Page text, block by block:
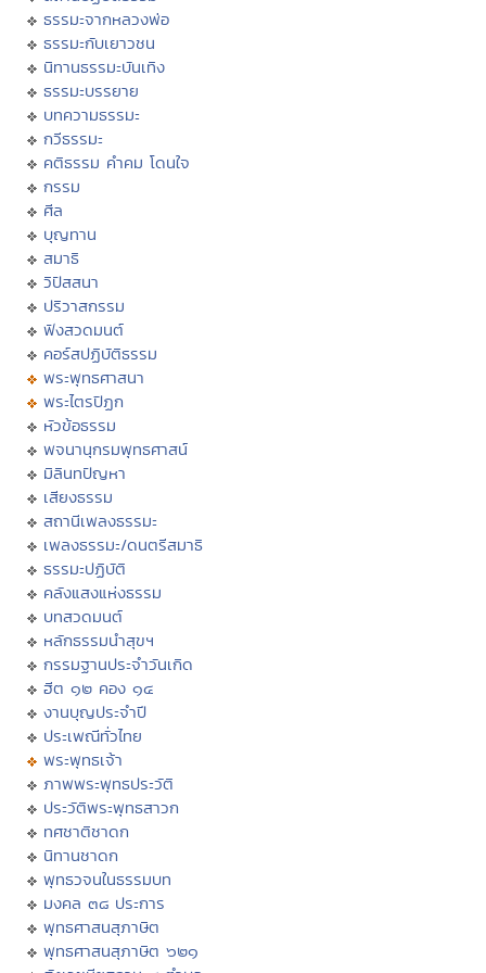
ธรรมะจากหลวงพ่อ
ธรรมะกับเยาวชน
นิทานธรรมะบันเทิง
ธรรมะบรรยาย
บทความธรรมะ
กวีธรรมะ
คติธรรม คำคม โดนใจ
กรรม
ศีล
บุญทาน
สมาธิ
วิปัสสนา
ปริวาสกรรม
ฟังสวดมนต์
คอร์สปฏิบัติธรรม
พระพุทธศาสนา
พระไตรปิฏก
หัวข้อธรรม
พจนานุกรมพุทธศาสน์
มิลินทปัญหา
เสียงธรรม
สถานีเพลงธรรมะ
เพลงธรรมะ/ดนตรีสมาธิ
ธรรมะปฏิบัติ
คลังแสงแห่งธรรม
บทสวดมนต์
หลักธรรมนำสุขฯ
กรรมฐานประจำวันเกิด
ฮีต ๑๒ คอง ๑๔
งานบุญประจำปี
ประเพณีทั่วไทย
พระพุทธเจ้า
ภาพพระพุทธประวัติ
ประวัติพระพุทธสาวก
ทศชาติชาดก
นิทานชาดก
พุทธวจนในธรรมบท
มงคล ๓๘ ประการ
พุทธศาสนสุภาษิต
พุทธศาสนสุภาษิต ๖๒๑